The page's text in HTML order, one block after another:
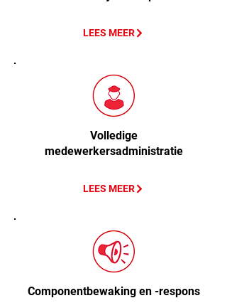
LEES MEER
Volledige
medewerkersadministratie
LEES MEER
Componentbewaking en -respons